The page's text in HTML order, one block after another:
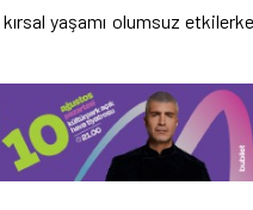
yaşamı olumsuz